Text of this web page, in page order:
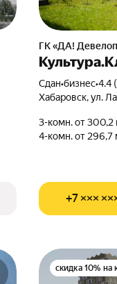
ГК «ДА!
Сдан•бизнес•4.4
Хабаровск, ул.
3-комн. от 300,2
4-комн. от 296,7
+7 ×××
скидка 10% на